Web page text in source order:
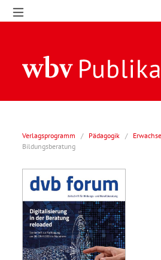
Verlagsprogramm / Pädagogik /
Bildungsberatung